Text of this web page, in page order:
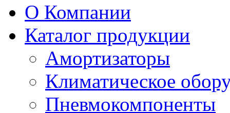
О Компании
Каталог продукции
Амортизаторы
Климатическое
Пневмокомпоненты